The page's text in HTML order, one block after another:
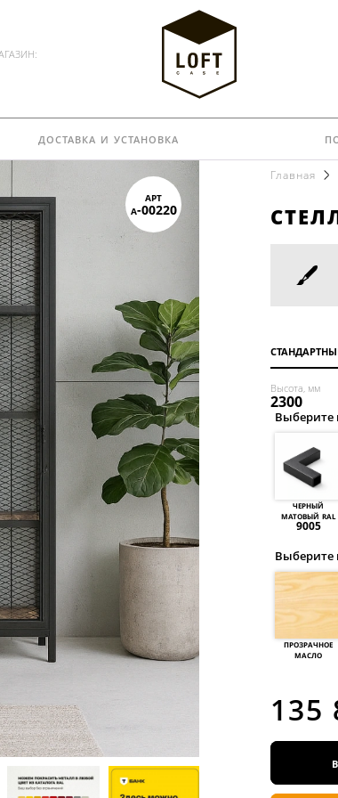
доставка и установка
арт
a-00220
Главная
Высота, мм
2300
Выберите
черный
матовый ral
9005
Выберите
прозрачное
масло
135